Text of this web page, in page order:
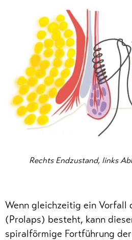
Rechts Endzustand, links
Wenn gleichzeitig ein Vorfall
(Prolaps) besteht, kann
spiralförmige Fortführung